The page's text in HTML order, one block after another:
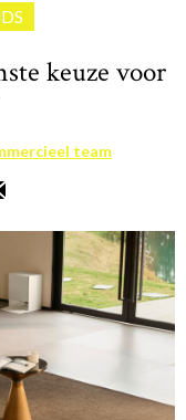
keuze voor
team